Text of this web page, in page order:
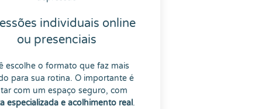
individuais online
ou presenciais
escolhe o formato que faz mais
para sua rotina. O importante é
com um espaço seguro, com
especializada e acolhimento real.